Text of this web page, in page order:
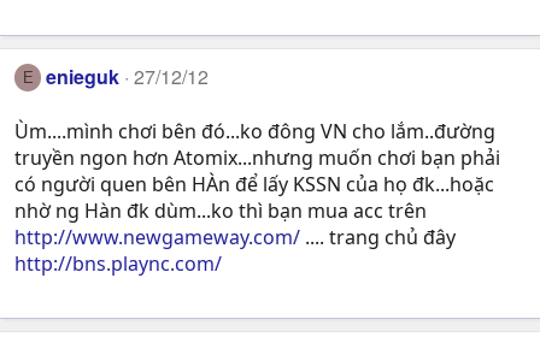
E enieguk 27/12/12
Ùm....mình chơi bên đó...ko đông VN cho lắm..đường
truyền ngon hơn Atomix...nhưng muốn chơi bạn phải
có người quen bên HÀn để lấy KSSN của họ đk...hoặc
nhờ ng Hàn đk dùm...ko thì bạn mua acc trên
http://www.newgameway.com/ .... trang chủ đây
http://bns.plaync.com/